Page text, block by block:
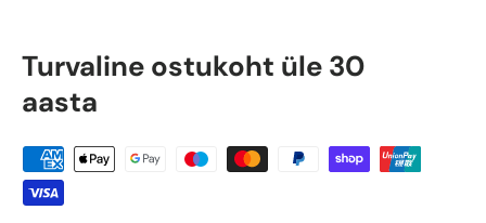
Turvaline ostukoht üle 30
aasta